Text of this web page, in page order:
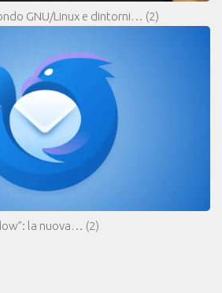
GNU/Linux e dintorni… (2)
la nuova… (2)